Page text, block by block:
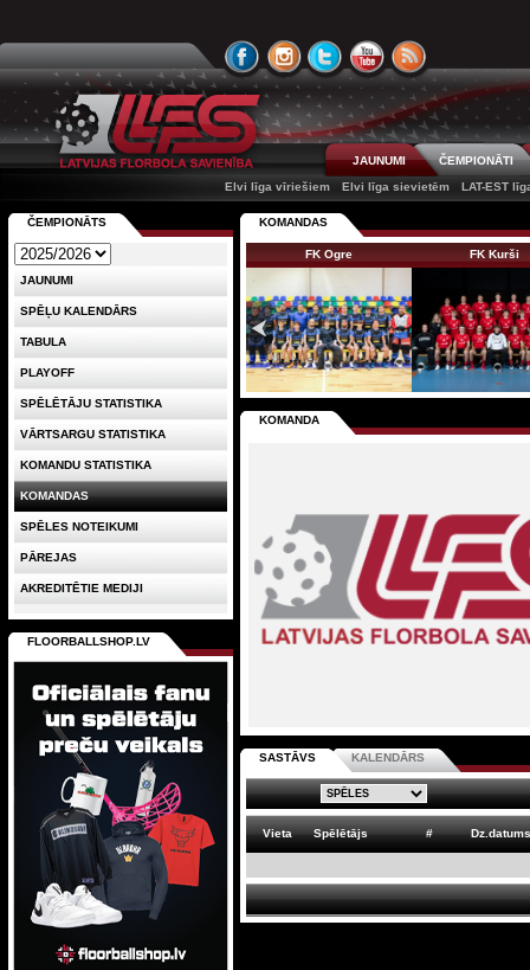
JAUNUMI
ČEMPIONĀTI
Elvi līga vīriešiem
Elvi līga sievietēm LAT-EST
KOMANDAS
FK Ogre FK Kurši
KOMANDA
SASTĀVS KALENDĀRS
Vieta Spēlētājs # Dz.datums
ČEMPIONĀTS
JAUNUMI
SPĒĻU KALENDĀRS
TABULA
PLAYOFF
SPĒLĒTĀJU STATISTIKA
VĀRTSARGU STATISTIKA
KOMANDU STATISTIKA
KOMANDAS
SPĒLES NOTEIKUMI
PĀREJAS
AKREDITĒTIE MEDIJI
FLOORBALLSHOP.LV